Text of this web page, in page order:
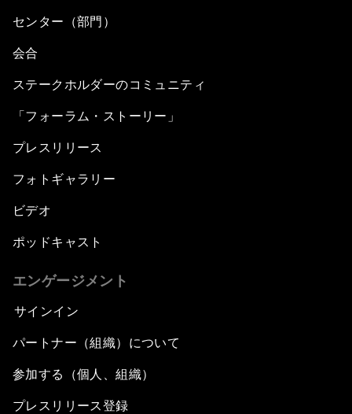
センター（部門）
会合
ステークホルダーのコミュニティ
「フォーラム・ストーリー」
プレスリリース
フォトギャラリー
ビデオ
ポッドキャスト
エンゲージメント
サインイン
パートナー（組織）について
参加する（個人、組織）
プレスリリース登録